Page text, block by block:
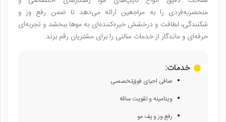
منحصر‌به‌فردی را به مراجعین ارائه می‌دهد تا ضمن رفع وز و
شکنندگی، لطافت و درخشش خیره‌کننده‌ای به موها ببخشد و تجربه‌ای
حرفه‌ای و ماندگار از خدمات سالنی را برای مشتریان رقم بزند.
خدمات:
صافی احیای فوق‌تخصصی
ویتامینه و تقویت ساقه
رفع وز و پف مو